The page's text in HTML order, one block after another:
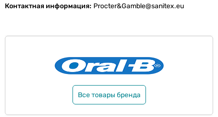
Контактная информация Procter&Gamble@sanitex.eu
Все товары бренда